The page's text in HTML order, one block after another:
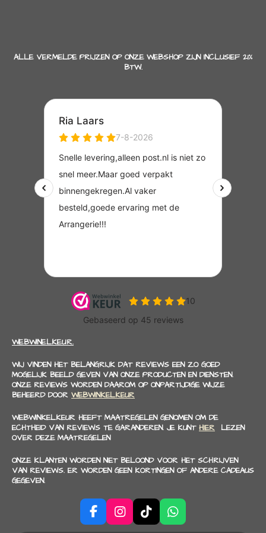
ALLE VERMELDE PRIJZEN OP ONZE WEBSHOP ZIJN INCLUSIEF 21%
BTW.
WEBWINELKEUR.
WIJ VINDEN HET BELANGRIJK DAT REVIEWS EEN ZO GOED
MOGELIJK BEELD GEVEN VAN ONZE PRODUCTEN EN DIENSTEN.
ONZE REVIEWS WORDEN DAAROM OP ONPARTIJDIGE WIJZE
BEHEERD DOOR WEBWINKELKEUR
WEBWINKELKEUR HEEFT MAATREGELEN GENOMEN OM DE
ECHTHEID VAN REVIEWS TE GARANDEREN. JE KUNT HIER LEZEN
OVER DEZE MAATREGELEN
ONZE KLANTEN WORDEN NIET BELOOND VOOR HET SCHRIJVEN
VAN REVIEWS. ER WORDEN GEEN KORTINGEN OF ANDERE CADEAUS
GEGEVEN.
F
a
I
n
T
i
W
h